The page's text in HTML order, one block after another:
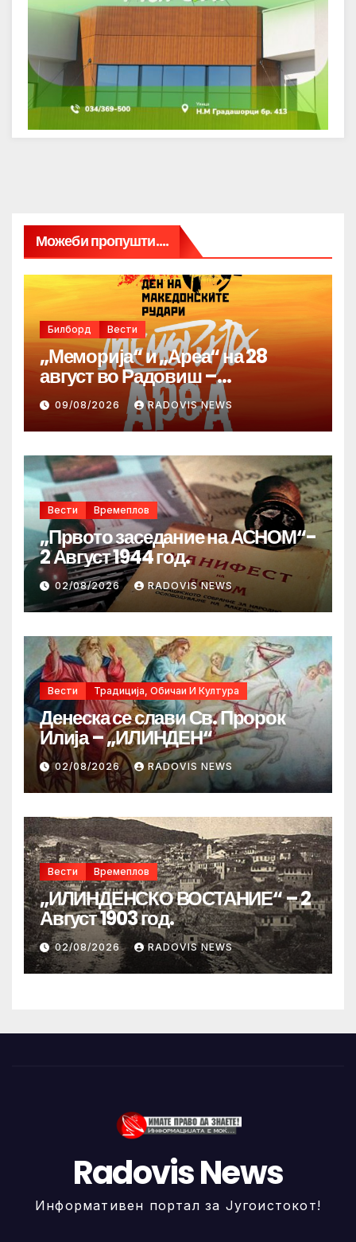
Можеби пропушти....
Билборд Вести
„Меморија“ и „Ареа“ на 28
август во Радовиш –
продолжува традицијата за
Денот на македонските рудари
09/08/2026 RADOVIS NEWS
Вести Времеплов
„Првото заседание на АСНОМ“-
2 Август 1944 год.
02/08/2026 RADOVIS NEWS
Вести Традиција, Обичаи И Култура
Денеска се слави Св. Пророк
Илија – „ИЛИНДЕН“
02/08/2026 RADOVIS NEWS
Вести Времеплов
„ИЛИНДЕНСКО ВОСТАНИЕ“ – 2
Август 1903 год.
02/08/2026 RADOVIS NEWS
Radovis News
Информативен портал за Југоистокот!